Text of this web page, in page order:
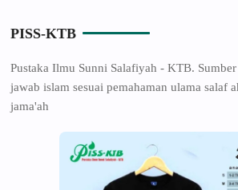
PISS-KTB
Pustaka Ilmu Sunni Salafiyah - KTB.
jawab islam sesuai pemahaman ulama salaf
jama'ah